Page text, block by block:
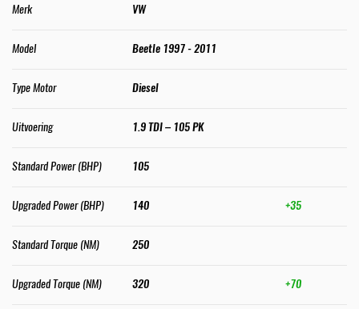
Merk VW
Model Beetle 1997 - 2011
Type Motor Diesel
Uitvoering 1.9 TDI – 105 PK
Standard Power (BHP) 105
Upgraded Power (BHP) 140 +35
Standard Torque (NM) 250
Upgraded Torque (NM) 320 +70